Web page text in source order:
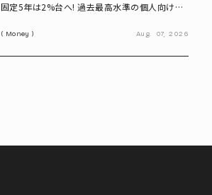
固定5年は2%台へ! 過去最高水準の個人向け国
得?Money Aug. 07, 2026